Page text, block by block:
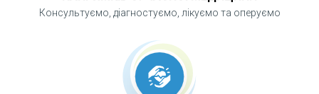
Ми не проводимо "шаблонні" операції,а
ПЛАСТИКА ГРУДЕЙ
Збільшення грудей (аугментаційна
Консультуємо, діагностуємо, лікуємо та оперуємо